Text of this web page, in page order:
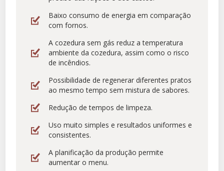
Baixo consumo de energia em comparação
com fornos.
A cozedura sem gás reduz a temperatura
ambiente da cozedura, assim como o risco
de incêndios.
Possibilidade de regenerar diferentes pratos
ao mesmo tempo sem mistura de sabores.
Redução de tempos de limpeza.
Uso muito simples e resultados uniformes e
consistentes.
A planificação da produção permite
aumentar o menu.